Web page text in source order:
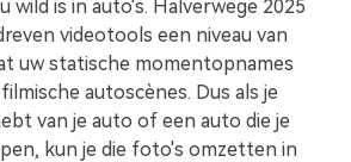
telefoon naar telefoon.
en
Wij zijn er om te helpen
Affiliateprogramma
wild is in auto's. Halverwege 2025
videotools een niveau van
uw statische momentopnames
autoscènes. Dus als je
van je auto of een auto die je
kun je die foto's omzetten in